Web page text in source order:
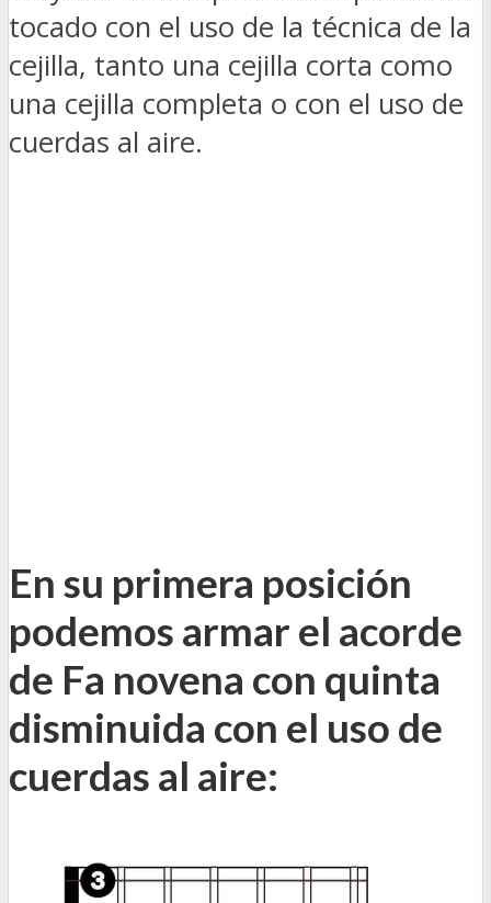
tocado con el uso de la técnica de la
cejilla, tanto una cejilla corta como
una cejilla completa o con el uso de
cuerdas al aire.
En su primera posición
podemos armar el acorde
de Fa novena con quinta
disminuida con el uso de
cuerdas al aire: